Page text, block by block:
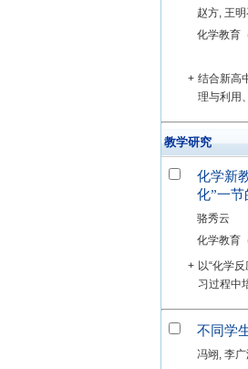
赵方, 王明
化学教育
+ 结合新高
理与利用
教学研究
化学新
化”一节
骆秀云
化学教育
+ 以“化学
习过程中
不同学
冯翊, 李广